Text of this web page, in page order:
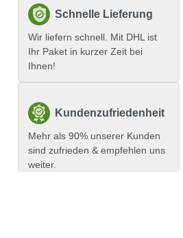
Schnelle Lieferung
Wir liefern schnell. Mit DHL ist
Ihr Paket in kurzer Zeit bei
Ihnen!
Kundenzufriedenheit
Mehr als 90% unserer Kunden
sind zufrieden & empfehlen uns
weiter.